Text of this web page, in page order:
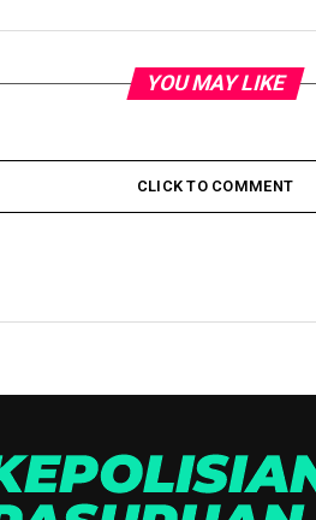
YOU MAY LIKE
CLICK TO COMMENT